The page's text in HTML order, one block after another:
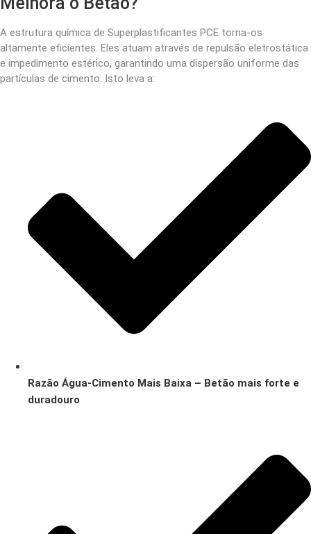
A estrutura química de Superplastificantes PCE torna-os
altamente eficientes. Eles atuam através de repulsão eletrostática
e impedimento estérico, garantindo uma dispersão uniforme das
partículas de cimento. Isto leva a:
Razão Água-Cimento Mais Baixa – Betão mais forte e
duradouro